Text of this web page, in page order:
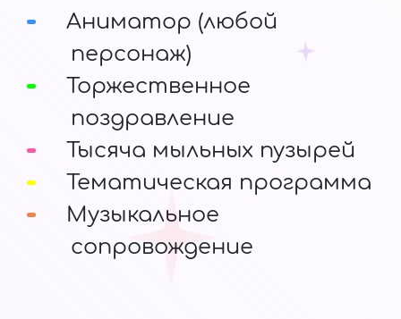
Аниматор (любой
персонаж)
Торжественное
поздравление
Тысяча мыльных пузырей
Тематическая программа
Музыкальное
сопровождение